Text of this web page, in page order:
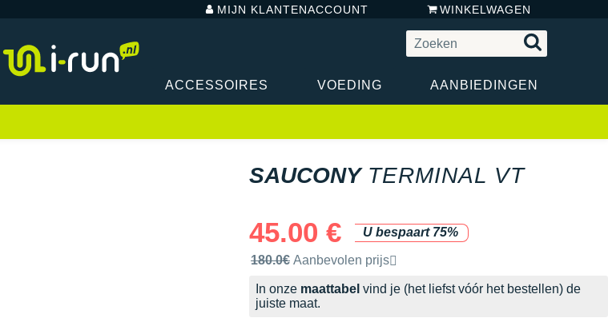
MIJN KLANTENACCOUNT WINKELWAGEN
ACCESSOIRES VOEDING AANBIEDINGEN
SAUCONY TERMINAL VT
45.00 €
U bespaart 75%
Door het merk aanbevolen verkoopprijs
180.0€ Aanbevolen prijs
In onze maattabel vind je (het liefst vóór het bestellen) de
juiste maat.